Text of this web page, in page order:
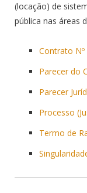
(locação) de
pública nas áreas
Contrato
Parecer do
Parecer
Processo
Termo de